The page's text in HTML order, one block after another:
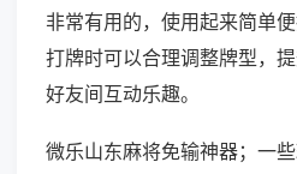
非常有用的，使用起来简单
打牌时可以合理调整牌型，
好友间互动乐趣。
微乐山东麻将免输神器；一